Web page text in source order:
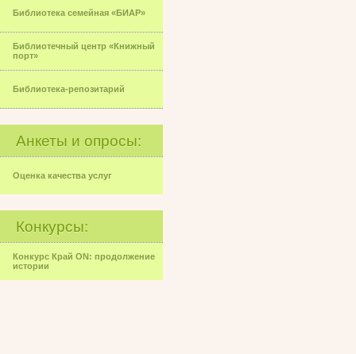
Библиотека семейная «БИАР»
Библиотечный центр «Книжный
порт»
Библиотека-репозитарий
Анкеты и опросы:
Оценка качества услуг
Конкурсы:
Конкурс Край ON: продолжение
истории